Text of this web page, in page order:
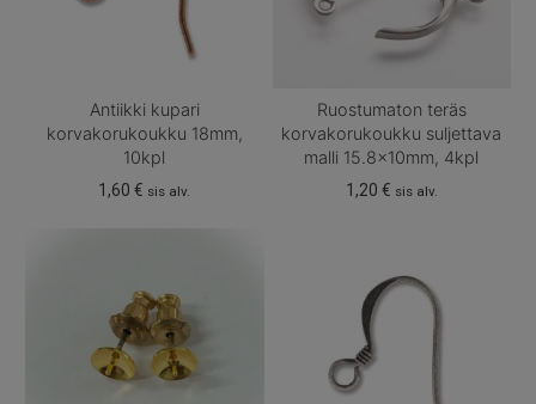
Antiikki kupari
korvakorukoukku 18mm,
10kpl
1,60€ sis alv.
Ruostumaton teräs
korvakorukoukku suljettava
malli 15.8x10mm, 4kpl
1,20 € sis alv.